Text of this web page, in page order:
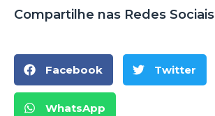
Compartilhe nas Redes Sociais
Facebook Twitter
WhatsApp